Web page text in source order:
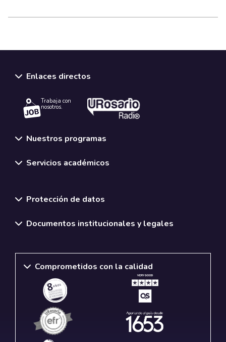
Enlaces directos
Trabaja con
nosotros.
Nuestros programas
Servicios académicos
Protección de datos
Documentos institucionales y legales
Comprometidos con la calidad